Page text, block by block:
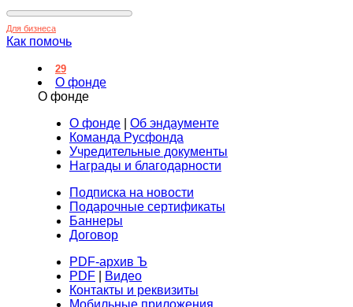
Для бизнеса
Как помочь
29
О фонде
О фонде
О фонде
Об эндаументе
Команда Русфонда
Учредительные документы
Награды и благодарности
Подписка на новости
Подарочные сертификаты
Баннеры
Договор
PDF-архив Ъ
PDF
Видео
Контакты и реквизиты
Мобильные приложения